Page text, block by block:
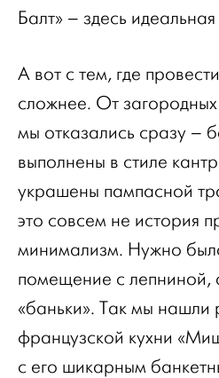
Балт» – здесь
А вот с тем, где
сложнее. От
мы отказались сразу –
выполнены в стиле
украшены пампасной
это совсем не история
минимализм. Нужно
помещение с лепниной,
«баньки». Так мы нашли
французской кухни
с его шикарным